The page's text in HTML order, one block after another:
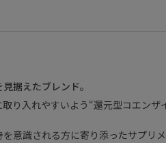
据えたブレンド。
り入れやすいよう“還元型コエンザ
意識される方に寄り添ったサプリメ